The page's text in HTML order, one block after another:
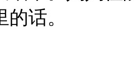
话。